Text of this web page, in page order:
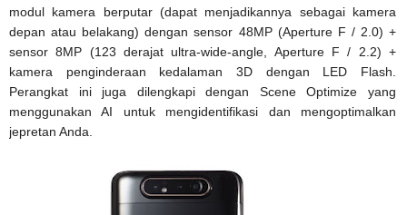
modul kamera berputar (dapat menjadikannya sebagai kamera
depan atau belakang) dengan sensor 48MP (Aperture F / 2.0) +
sensor 8MP (123 derajat ultra-wide-angle, Aperture F / 2.2) +
kamera penginderaan kedalaman 3D dengan LED Flash.
Perangkat ini juga dilengkapi dengan Scene Optimize yang
menggunakan AI untuk mengidentifikasi dan mengoptimalkan
jepretan Anda.